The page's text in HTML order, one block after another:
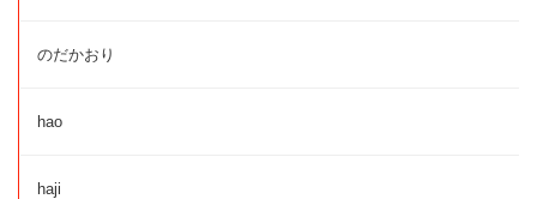
のだかおり
hao
haji